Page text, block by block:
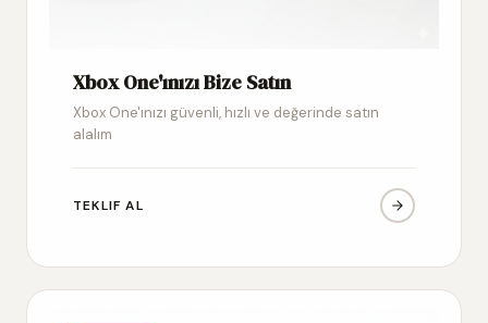
Xbox One'ınızı Bize Satın
Xbox One'ınızı güvenli, hızlı ve değerinde satın
alalım
TEKLIF AL